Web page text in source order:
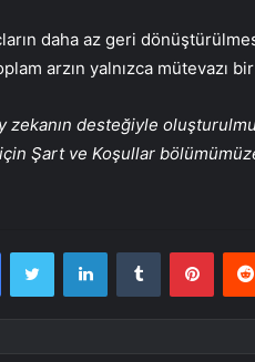
daha az geri
arzın yalnızca mütevazı
zekanın desteğiyle
Şart ve Koşullar
FacebookTwitter LinkedInTumblr